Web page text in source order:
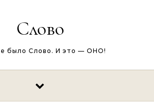
Слово
было Слово. И это — ОНО!